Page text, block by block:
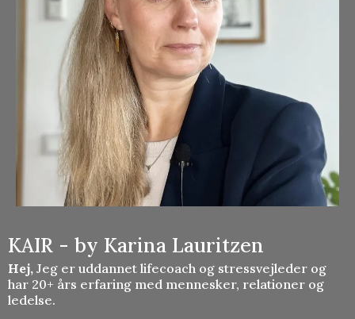
KAIR - by Karina Lauritzen
Hej, Jeg er uddannet lifecoach og stressvejleder og
har 20+ års erfaring med mennesker, relationer og
ledelse.